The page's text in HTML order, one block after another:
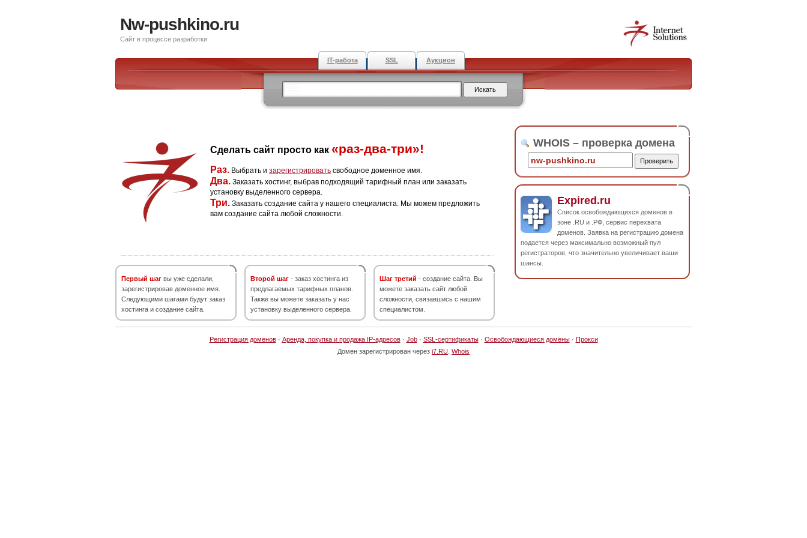
Nw-pushkino.ru
Сайт в процессе разработки
IT-работа SSL Аукцион
Сделать сайт просто как «раз-два-три»!
Раз. Выбрать и зарегистрировать свободное доменное имя.
Два. Заказать хостинг, выбрав подходящий тарифный план или заказать
установку выделенного сервера.
Три. Заказать создание сайта у нашего специалиста. Мы можем предложить
вам создание сайта любой сложности.
Первый шаг вы уже сделали,
зарегистрировав доменное имя.
Следующими шагами будут заказ
хостинга и создание сайта.
Второй шаг - заказ хостинга из
предлагаемых тарифных планов.
Также вы можете заказать у нас
установку выделенного сервера.
Шаг третий - создание сайта. Вы
можете заказать сайт любой
сложности, связавшись с нашим
специалистом.
WHOIS – проверка домена
Expired.ru
Список освобождающихся доменов в
зоне .RU и .РФ, сервис перехвата
доменов. Заявка на регистрацию домена
подается через максимально возможный пул
регистраторов, что значительно увеличивает ваши
шансы.
Регистрация доменов· Аренда, покупка и продажа IP-адресов· Job· SSL-сертификаты· Освобождающиеся домены· Прокси
Домен зарегистрирован через i7.RU Whois